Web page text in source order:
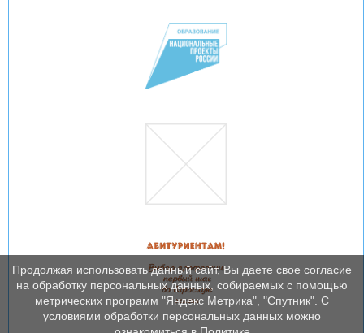
Продолжая использовать данный сайт, Вы даете свое согласие
на обработку персональных данных, собираемых с помощью
метрических программ "Яндекс Метрика", "Спутник". С
условиями обработки персональных данных можно